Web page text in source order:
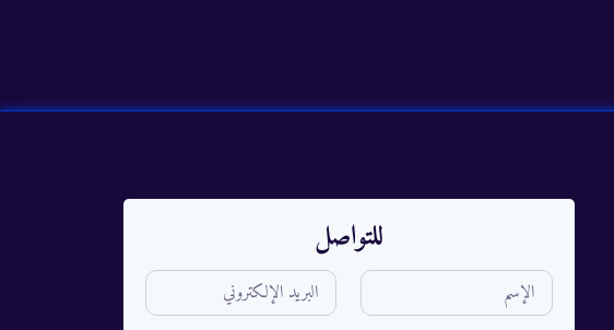
للتواصل